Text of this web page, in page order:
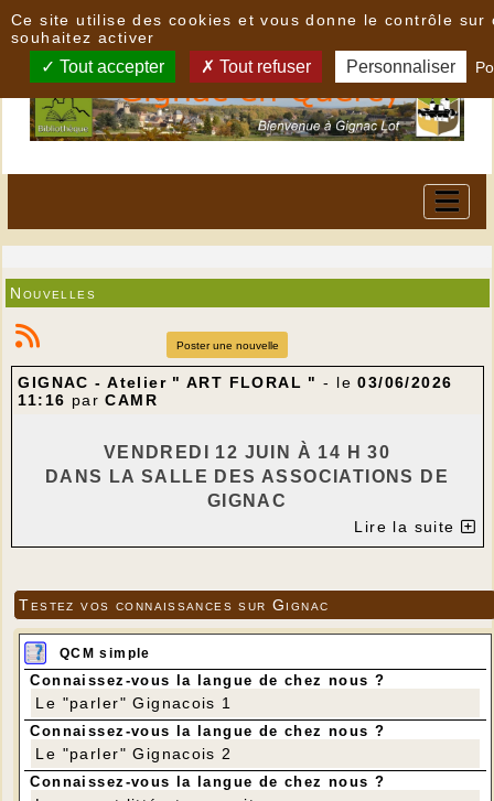
Nouvelles
Poster une nouvelle
GIGNAC - Atelier " ART FLORAL " - le03/06/2026
11:16 parCAMR
VENDREDI 12 JUIN À 14 H 30
DANS LA SALLE DES ASSOCIATIONS DE
GIGNAC
" ART FLORAL "
ANIMÉ PAR ANNE-MARIE GUERRIAT
---
Dernier atelier la semaine prochaine … et puis :
vacances !!
Nous allons travailler sur une brique de mousse
posée à plat : le support peut être un plat
rectangulaire ou un plateau (carré ou rectangulaire,
voire rond.) Il doit avoir au moins la longueur d’une
brique oasis (qui mesure 21 cm de long). Si vous
avez la moindre question, n’hésitez pas à me
Lire la suite
Testez vos connaissances sur Gignac
QCM simple
Connaissez-vous la langue de chez nous ?
Le "parler" Gignacois 1
Connaissez-vous la langue de chez nous ?
Le "parler" Gignacois 2
Connaissez-vous la langue de chez nous ?
Ce site utilise des cookies et vous donne le contrôle sur
souhaitez activer
Tout accepter Tout refuser Personnaliser